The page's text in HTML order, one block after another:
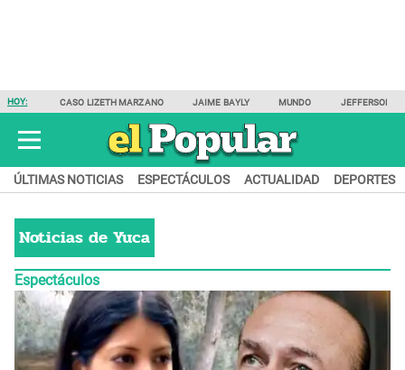
HOY: CASO LIZETH MARZANO JAIME BAYLY MUNDO JEFFERSON
ÚLTIMAS NOTICIAS ESPECTÁCULOS ACTUALIDAD DEPORTES
Noticias de Yuca
Espectáculos